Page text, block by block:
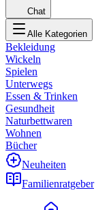
Chat
Alle Kategorien
Bekleidung
Wickeln
Spielen
Unterwegs
Essen & Trinken
Gesundheit
Naturbettwaren
Wohnen
Bücher
Neuheiten
Familienratgeber